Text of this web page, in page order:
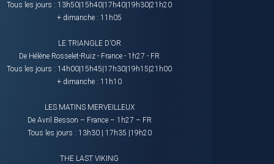
Tous les jours : 13h50|15h40|17h40|19h30|21h20
+ dimanche : 11h05
LE TRIANGLE D’OR
De Hélène Rosselet-Ruiz - France - 1h27 - FR
Tous les jours : 14h00|15h45|17h30|19h15|21h00
+ dimanche : 11h10
LES MATINS MERVEILLEUX
De Avril Besson – France – 1h27 – FR
Tous les jours : 13h30 | 17h35 |19h20
THE LAST VIKING